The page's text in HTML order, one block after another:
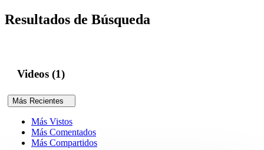
Resultados de Búsqueda
Videos (1)
Más Recientes
Más Vistos
Más Comentados
Más Compartidos